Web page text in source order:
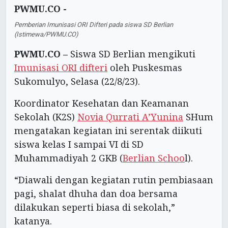
PWMU.CO -
Pemberian Imunisasi ORI Difteri pada siswa SD Berlian
(Istimewa/PWMU.CO)
PWMU.CO – Siswa SD Berlian mengikuti
Imunisasi ORI difteri oleh Puskesmas
Sukomulyo, Selasa (22/8/23).
Koordinator Kesehatan dan Keamanan
Sekolah (K2S) Novia Qurrati A’Yunina SHum
mengatakan kegiatan ini serentak diikuti
siswa kelas I sampai VI di SD
Muhammadiyah 2 GKB (Berlian School).
“Diawali dengan kegiatan rutin pembiasaan
pagi, shalat dhuha dan doa bersama
dilakukan seperti biasa di sekolah,”
katanya.